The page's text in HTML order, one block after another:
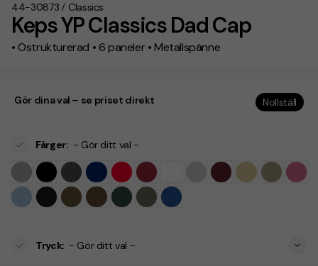
Keps YP Classics Dad Cap
• Ostrukturerad • 6 paneler • Metallspänne
44-30873 / Classics
Gör dina val – se priset direkt Nollställ
Färger: - Gör ditt val -
Tryck: - Gör ditt val -